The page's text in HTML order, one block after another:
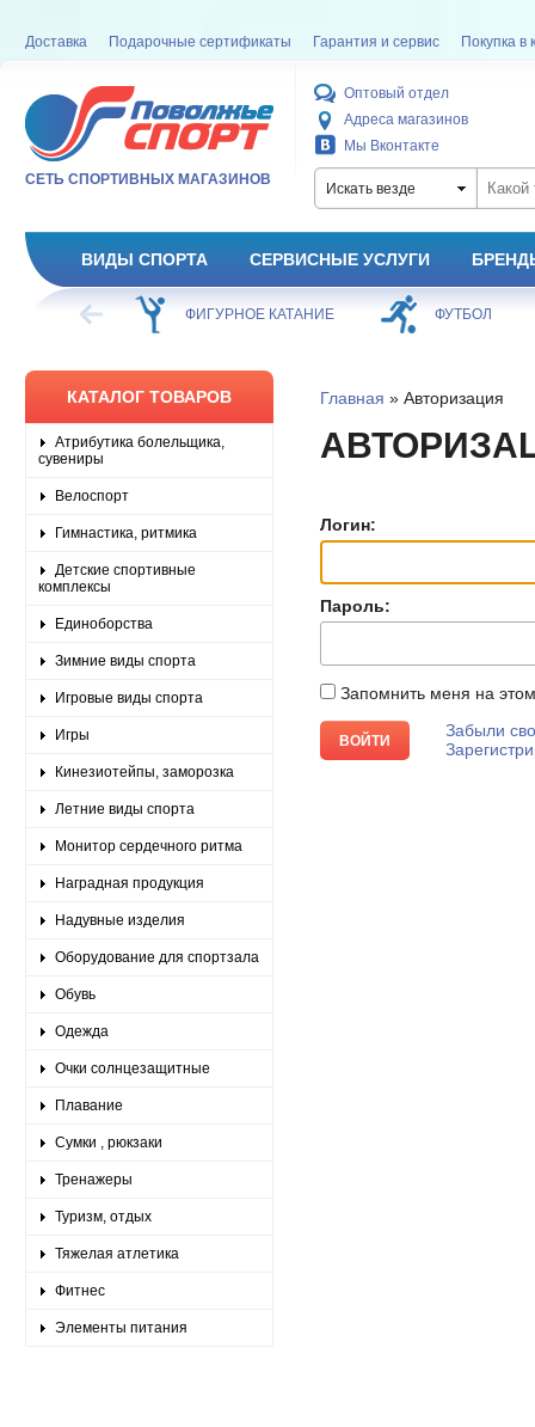
Доставка Подарочные сертификаты Гарантия и сервис Покупка в
СЕТЬ СПОРТИВНЫХ МАГАЗИНОВ
Оптовый отдел
Адреса магазинов
Мы Вконтакте
Искать везде
ВИДЫ СПОРТА СЕРВИСНЫЕ УСЛУГИ
ХОККЕЙ ФИГУРНОЕ КАТАНИЕ ФУТБОЛ
КАТАЛОГ ТОВАРОВ
Атрибутика болельщика,
сувениры
Велоспорт
Гимнастика, ритмика
Детские спортивные
комплексы
Единоборства
Зимние виды спорта
Игровые виды спорта
Игры
Кинезиотейпы, заморозка
Летние виды спорта
Монитор сердечного ритма
Наградная продукция
Надувные изделия
Оборудование для спортзала
Обувь
Одежда
Очки солнцезащитные
Плавание
Сумки , рюкзаки
Тренажеры
Туризм, отдых
Тяжелая атлетика
Фитнес
Элементы питания
Главная » Авторизация
Логин:
Пароль:
Запомнить меня на
Забыли